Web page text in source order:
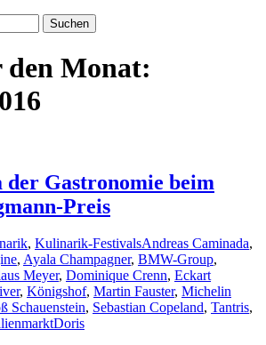
Monat:
der Gastronomie beim
Preis
, Kulinarik-FestivalsAndreas Caminada,
, Ayala Champagner, BMW-Group,
Meyer, Dominique Crenn, Eckart
, Königshof, Martin Fauster, Michelin
Schauenstein, Sebastian Copeland, Tantris,
Doris